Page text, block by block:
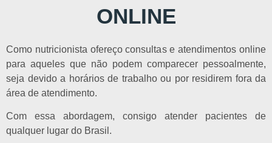
ONLINE
Como nutricionista ofereço consultas e atendimentos online
para aqueles que não podem comparecer pessoalmente,
seja devido a horários de trabalho ou por residirem fora da
área de atendimento.
Com essa abordagem, consigo atender pacientes de
qualquer lugar do Brasil.